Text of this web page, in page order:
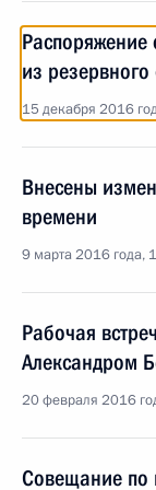
Распоряжение
из
15 декабря 2016
Внесены
времени
9 марта 2016 года,
Рабочая
Александром
20 февраля 2016
Совещание по